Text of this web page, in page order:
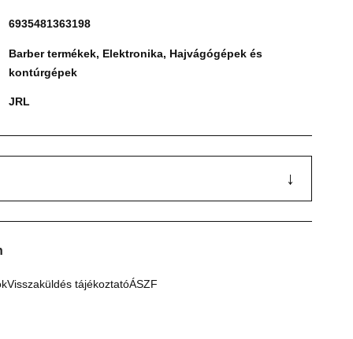
6935481363198
Barber termékek, Elektronika, Hajvágógépek és
kontúrgépek
JRL
↓
Visszaküldés tájékoztatóÁSZF